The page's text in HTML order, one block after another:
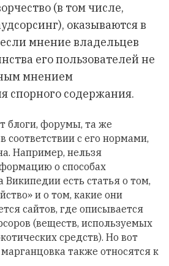
(в том числе,
оказываются в
мнение владельцев
его пользователей не
мнением
спорного содержания.
блоги, форумы, та же
соответствии с его нормами,
Например, нельзя
о способах
Википедии есть статья о том,
и о том, какие они
сайтов, где описывается
(веществ, используемых
средств). Но вот
также относятся к